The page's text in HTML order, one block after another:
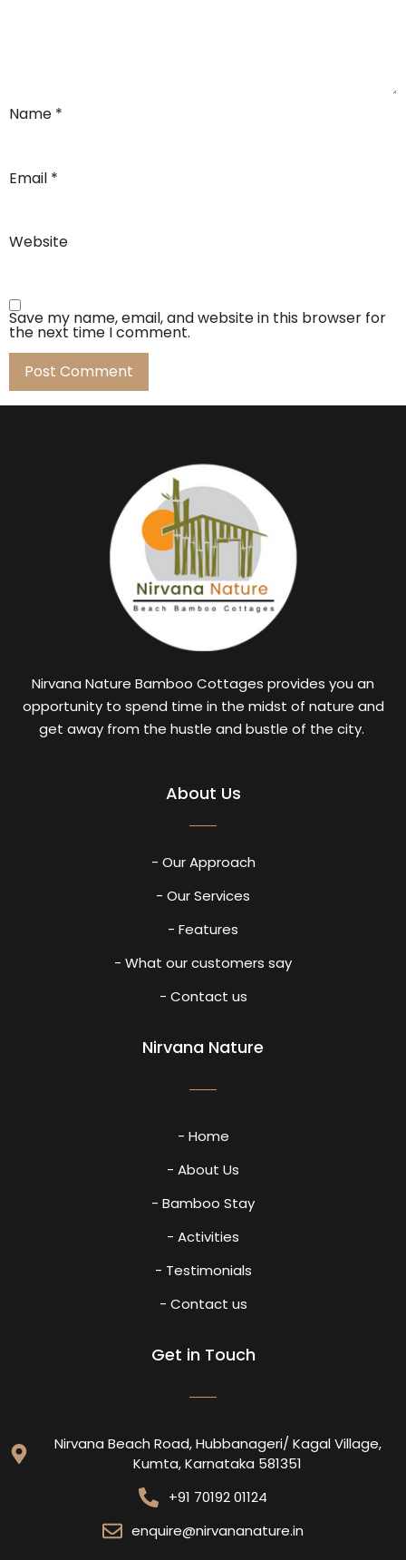
Name *
Email *
Website
Save my name, email, and website in this browser for
the next time I comment.
Nirvana Nature Bamboo Cottages provides you an
opportunity to spend time in the midst of nature and
get away from the hustle and bustle of the city.
About Us
- Our Approach
- Our Services
- Features
- What our customers say
- Contact us
Nirvana Nature
- Home
- About Us
- Bamboo Stay
- Activities
- Testimonials
- Contact us
Get in Touch
Nirvana Beach Road, Hubbanageri/ Kagal Village,
Kumta, Karnataka 581351
+91 70192 01124
enquire@nirvananature.in